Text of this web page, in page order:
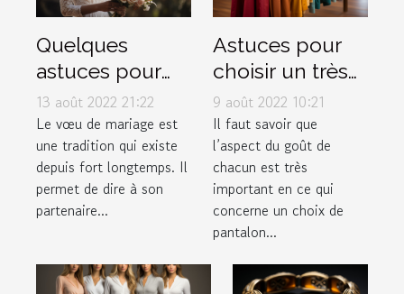
Quelques
astuces pour
rédiger
facilement ses
vœux de
mariage
13 août 2022 21:22
Le vœu de mariage est
une tradition qui existe
depuis fort longtemps. Il
permet de dire à son
partenaire...
Astuces pour
choisir un très
bon pantalon
musulman
9 août 2022 10:21
Il faut savoir que
l’aspect du goût de
chacun est très
important en ce qui
concerne un choix de
pantalon...